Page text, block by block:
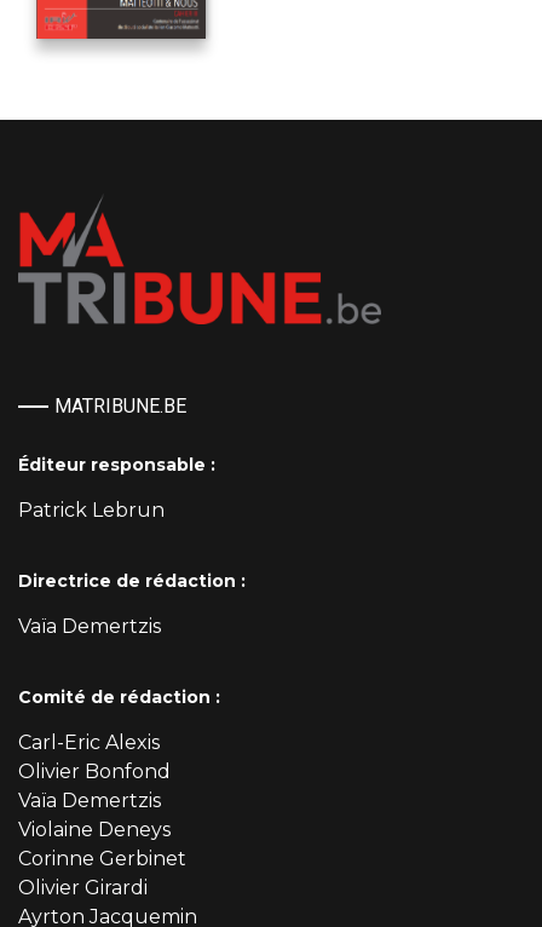
MATRIBUNE.BE
Éditeur responsable :
Patrick Lebrun
Directrice de rédaction :
Vaïa Demertzis
Comité de rédaction :
Carl-Eric Alexis
Olivier Bonfond
Vaïa Demertzis
Violaine Deneys
Corinne Gerbinet
Olivier Girardi
Ayrton Jacquemin